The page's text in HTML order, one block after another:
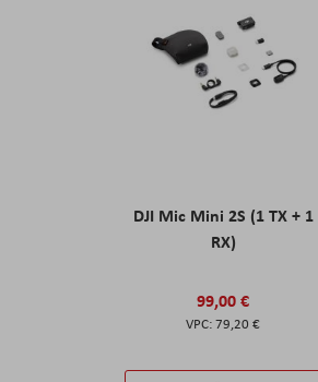
DJI Mic Mini 2S (1 TX + 1
RX)
99,00 €
79,20 €